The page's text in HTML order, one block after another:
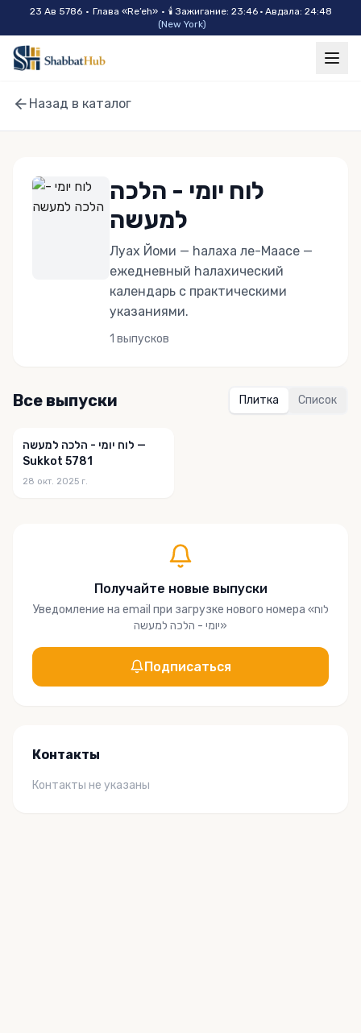
Skip to main content
23 Ав 5786 • Глава «Re’eh» • 🕯 Зажигание: 23:46 · Авдала: 24:48
(New York)
Назад в каталог
לוח יומי - הלכה
למעשה
Луах Йоми — hалаха ле-Маасе —
ежедневный hалахический
календарь с практическими
указаниями.
1 выпусков
Все выпуски Плитка Список
לוח יומי - הלכה למעשה —
Sukkot 5781
28 окт. 2025 г.
Получайте новые выпуски
Уведомление на email при загрузке нового номера «לוח
יומי - הלכה למעשה»
Подписаться
Контакты
Контакты не указаны